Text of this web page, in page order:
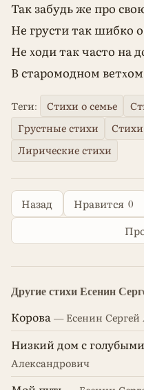
Так забудь же про
Не грусти так шибко
Не xоди так часто на
В старомодном
Теги: Стихи о семье
Грустные стихи
Лирические стихи
Назад Нравится 0
Другие стихи Есенин
Корова — Есенин Сергей
Низкий дом с
Александрович